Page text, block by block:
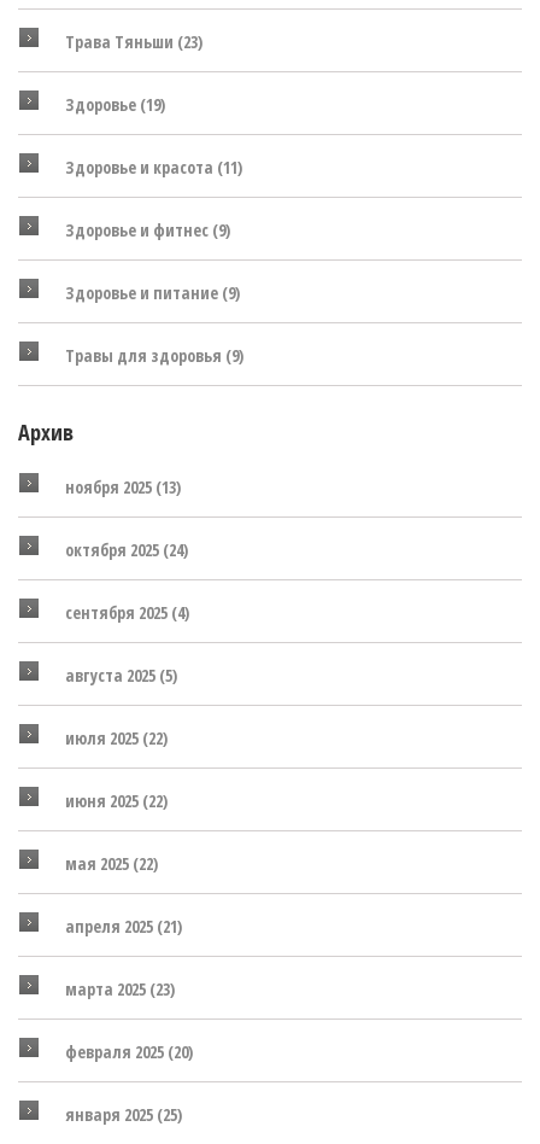
Трава Тяньши (23)
Здоровье (19)
Здоровье и красота (11)
Здоровье и фитнес (9)
Здоровье и питание (9)
Травы для здоровья (9)
Архив
ноября 2025 (13)
октября 2025 (24)
сентября 2025 (4)
августа 2025 (5)
июля 2025 (22)
июня 2025 (22)
мая 2025 (22)
апреля 2025 (21)
марта 2025 (23)
февраля 2025 (20)
января 2025 (25)